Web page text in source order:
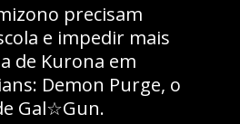
precisam
e impedir mais
de Kurona em
Demon Purge, o
Gal☆Gun.